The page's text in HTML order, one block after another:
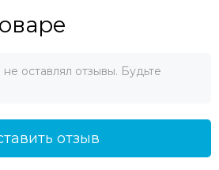
оставлял отзывы. Будьте
отзыв